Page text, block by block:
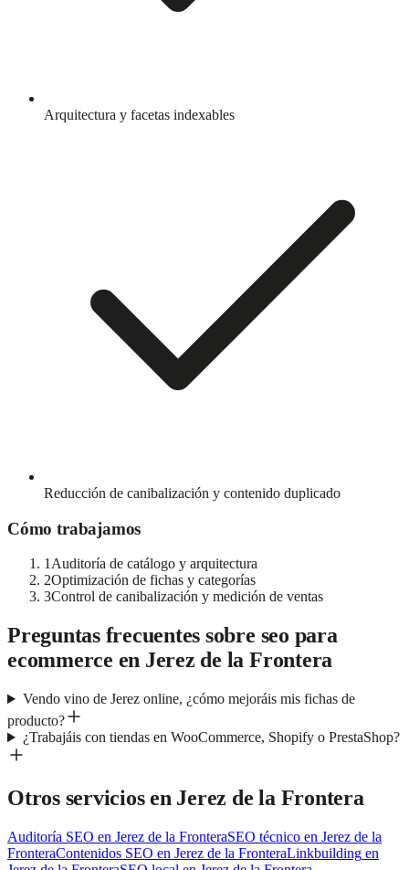
Arquitectura y facetas indexables
Reducción de canibalización y contenido duplicado
Cómo trabajamos
1 Auditoría de catálogo y arquitectura
2Optimización de fichas y categorías
3Control de canibalización y medición de ventas
Preguntas frecuentes sobre seo para
ecommerce en Jerez de la Frontera
Vendo vino de Jerez online, ¿cómo mejoráis mis fichas de
producto?
¿Trabajáis con tiendas en WooCommerce, Shopify o PrestaShop?
Otros servicios en Jerez de la Frontera
Auditoría SEO en Jerez de la FronteraSEO técnico en Jerez de la
FronteraContenidos SEO en Jerez de la FronteraLinkbuilding en